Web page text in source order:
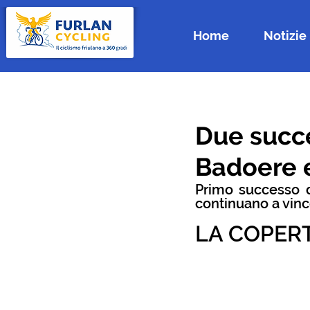
Home Notizie
Due
Badoere
Primo successo
continuano a
LA